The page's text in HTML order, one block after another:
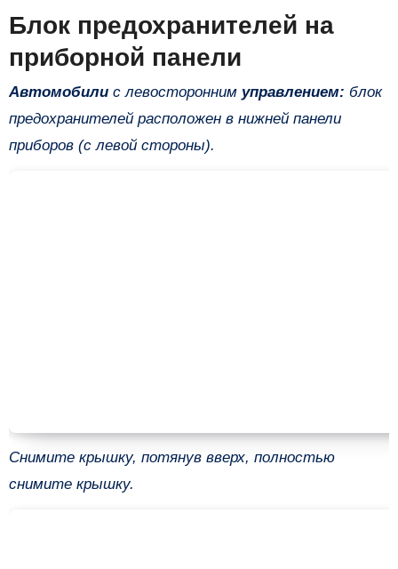
Блок предохранителей на
приборной панели
Автомобилис левосторонним управлением: блок
предохранителей расположен в нижней панели
приборов (с левой стороны).
Снимите крышку, потянув вверх, полностью
снимите крышку.